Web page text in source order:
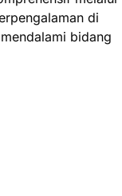
di
bidang